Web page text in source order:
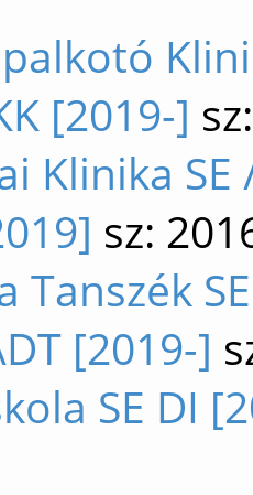
[2019-]
Klinika SE
sz:
Tanszék
[2019-]
SE DI